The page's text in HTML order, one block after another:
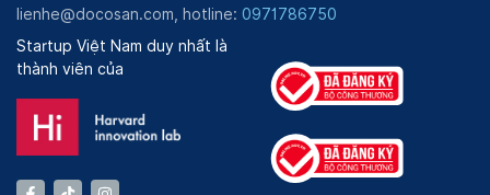
lienhe@docosan.com, hotline: 0971786750
Startup Việt Nam duy nhất là
thành viên của